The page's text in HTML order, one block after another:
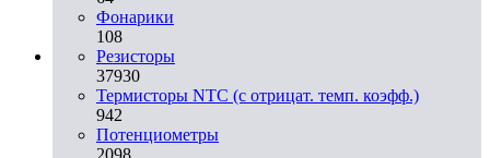
Фонарики
108
Резисторы
37930
Термисторы NTC (с отрицат. темп. коэфф.)
942
Потенциометры
2098